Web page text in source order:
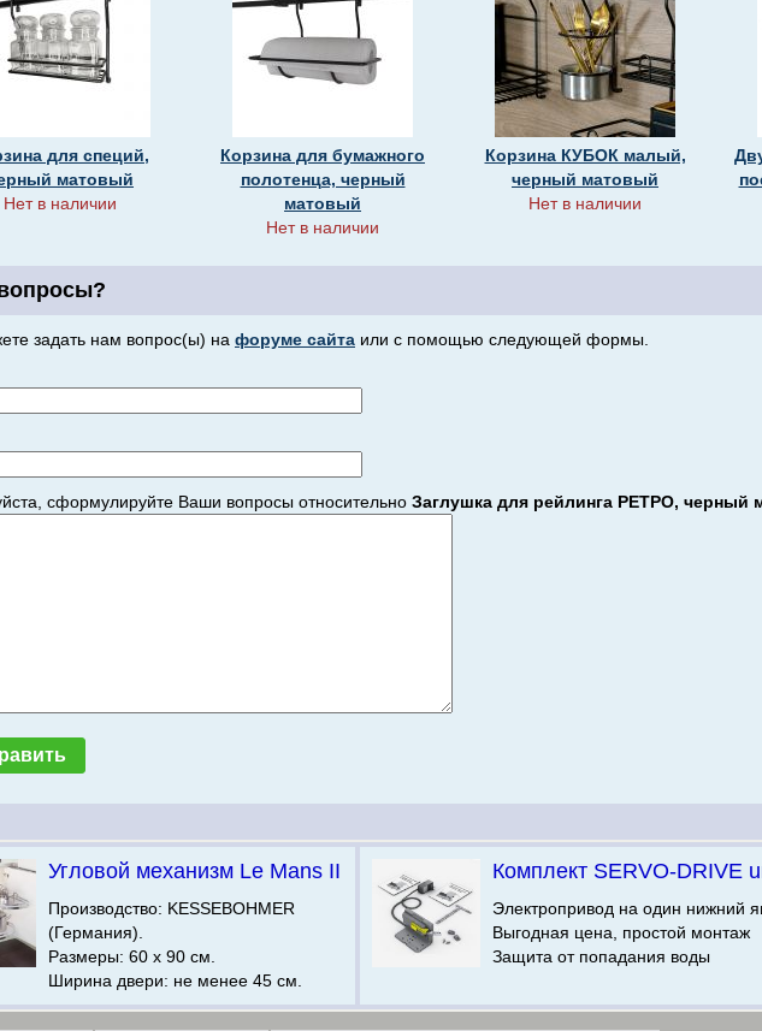
для специй,
матовый
Нет в наличии
Корзина для бумажного
полотенца, черный
матовый
Нет в наличии
Корзина КУБОК малый,
черный матовый
Нет в наличии
задать нам вопрос(ы) на форуме сайта или с помощью следующей формы.
сформулируйте Ваши вопросы относительно Заглушка для рейлинга РЕТРО, черный
Угловой механизм Le Mans II
Производство: KESSEBOHMER
(Германия).
Размеры: 60 х 90 см.
Ширина двери: не менее 45 см.
Комплект SERVO-DRIVE
Электропривод на один нижний
Выгодная цена, простой монтаж
Защита от попадания воды